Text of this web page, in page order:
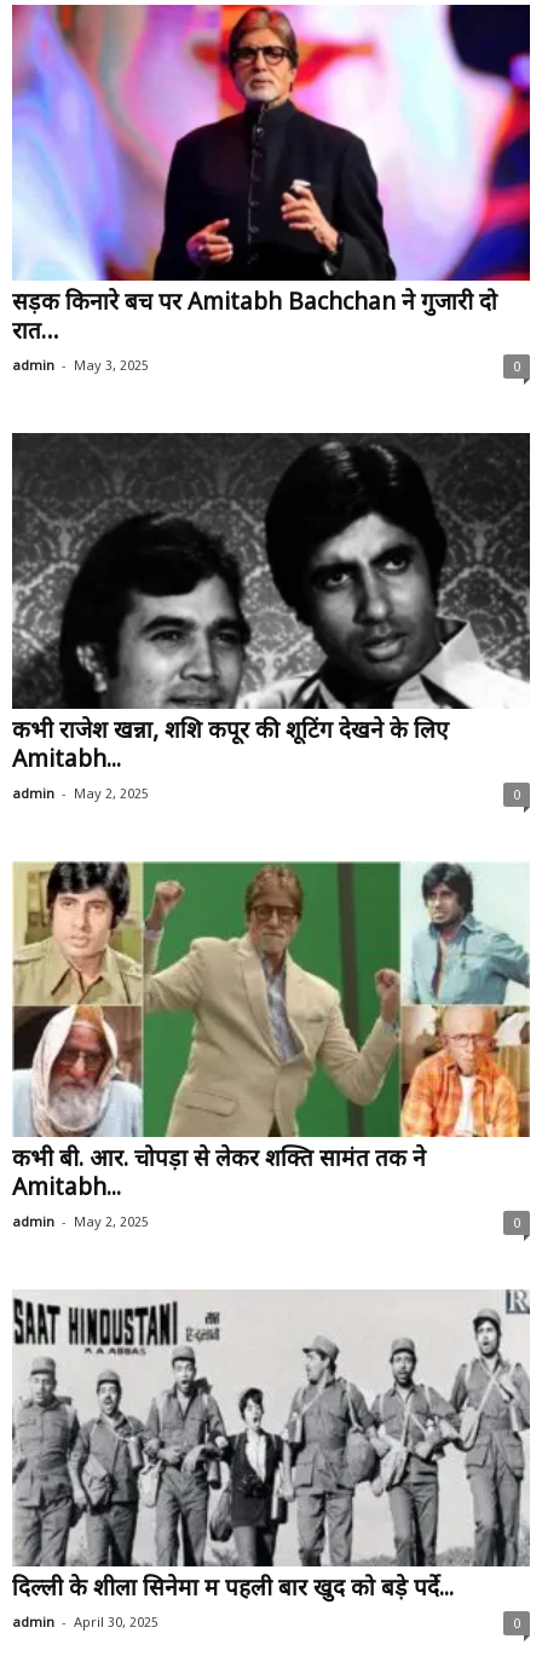
सड़क किनारे बेंच पर Amitabh Bachchan ने गुजारी दो
रात…
admin - May 3, 2025 0
कभी राजेश खन्ना, शशि कपूर की शूटिंग देखने के लिए
Amitabh...
admin - May 2, 2025 0
कभी बी. आर. चोपड़ा से लेकर शक्ति सामंत तक ने
Amitabh...
admin - May 2, 2025 0
दिल्ली के शीला सिनेमा में पहली बार खुद को बड़े पर्दे...
admin - April 30, 2025 0